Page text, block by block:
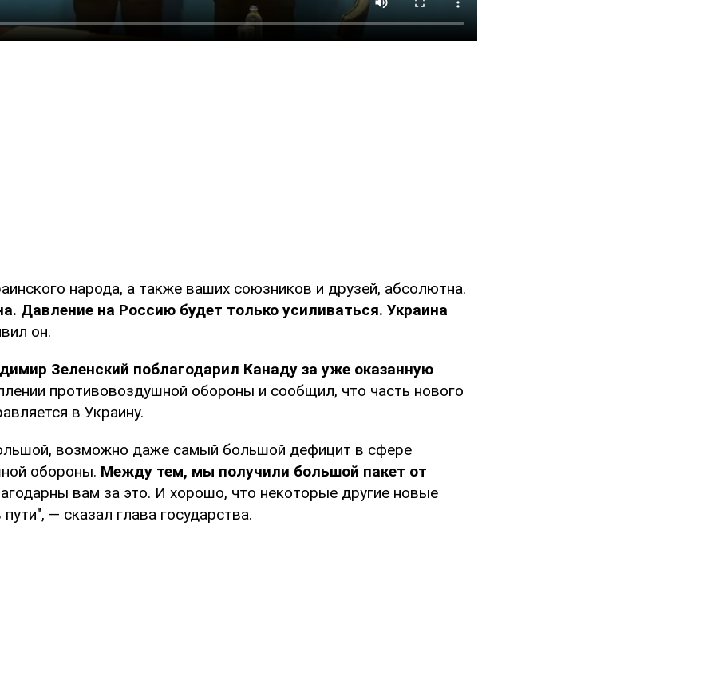
народа, а также ваших союзников и друзей, абсолютна.
Давление на Россию будет только усиливаться. Украина
он.
Зеленский поблагодарил Канаду за уже оказанную
противовоздушной обороны и сообщил, что часть нового
в Украину.
возможно даже самый большой дефицит в сфере
обороны. Между тем, мы получили большой пакет от
вам за это. И хорошо, что некоторые другие новые
— сказал глава государства.